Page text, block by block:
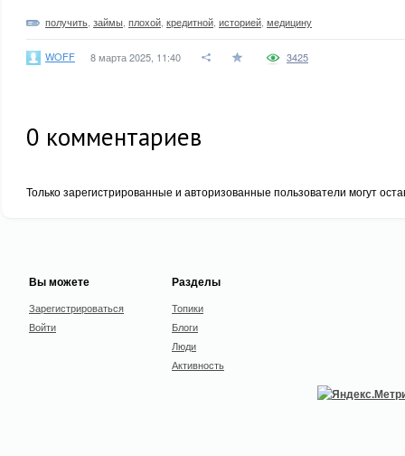
получить займы плохой кредитной историей медицину
WOFF 8 марта 2025, 11:40 3425
0 комментариев
Только зарегистрированные и авторизованные пользователи могут
Вы можете
Зарегистрироваться
Войти
Разделы
Топики
Блоги
Люди
Активность